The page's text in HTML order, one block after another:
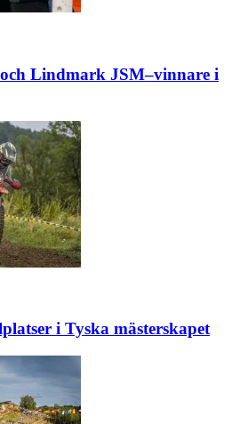
Lindmark JSM–vinnare i
i Tyska mästerskapet